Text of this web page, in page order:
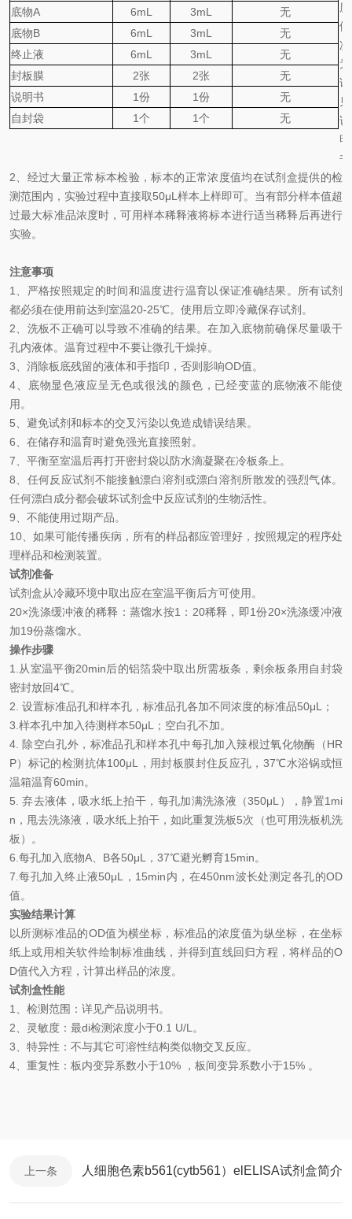
底物A 6mL 3mL
无
底物B 6mL 3mL
无
终止液
6mL 3mL
无
封板膜
2张 2张
无
说明书
1份 1份
无
自封袋
1个 1个 无
度
依
次
为
详
见
说
明
2、 经过大量正常标本检验，标本的正常浓度值均在试剂盒提供的检
测范围内，实验过程中直接取50μL 样本上样即可。当有部分样本值超
过最大标准品浓度时，可用样本稀释液将标本进行适当稀释后再进行
实验。
注意事项
1、 严格按照规定的时间和温度进行温育以保证准确结果。所有试剂
都必须在使用前达到室温20-25℃。使用后立即冷藏保存试剂。
2、 洗板不正确可以导致不准确的结果。在加入底物前确保尽量吸干
孔内液体。温育过程中不要让微孔干燥掉。
3、 消除板底残留的液体和手指印，否则影响OD值。
4、
底物显色液应呈无色或很浅的颜色，已经变蓝的底物液不能使
用。
5、 避免试剂和标本的交叉污染以免造成错误结果。
6、 在储存和温育时避免强光直接照射。
7、 平衡至室温后再打开密封袋以防水滴凝聚在冷板条上。
8、 任何反应试剂不能接触漂白溶剂或漂白溶剂所散发的强烈气体。
任何漂白成分都会破坏试剂盒中反应试剂的生物活性。
9、 不能使用过期产品。
10、如果可能传播疾病，所有的样品都应管理好，按照规定的程序处
理样品和检测装置。
试剂准备
试剂盒从冷藏环境中取出应在室温平衡后方可使用。
20×洗涤缓冲液的稀释：蒸馏水按1 ： 20稀释，即1份20×洗涤缓冲液
加19份蒸馏水。
操作步骤
1. 从室温平衡20min后的铝箔袋中取出所需板条，剩余板条用自封袋
密封放回4℃。
2. 设置标准品孔和样本孔，标准品孔各加不同浓度的标准品50μL
；
3. 样本孔中加 入待测样本50μL
；空白孔不加。
4.
除空白孔外，标准品孔和样本孔中每孔加入辣根过氧化物酶（HR
P）标记的检测抗体100μL ，用封板膜封住反应孔， 37℃水浴锅或恒
温箱温育60min。
5. 弃去液体，吸水纸上拍干，每孔加满洗涤液 （350μL ） ，静置1mi
n ，甩去洗涤液，吸水纸上拍干，如此重复洗板5次（也可用洗板机洗
板）。
6. 每孔加入底物A B各50μL ， 37℃避光孵育15min。
7. 每孔加入终止液50μL ， 15min内，在450nm波长处测定各孔的OD
值。
实验结果计算
以所测标准品的OD值为横坐标， 标准品的浓度值为纵坐标，在坐标
纸上或用相关软件绘制标准曲线 ，并得到直线回归方程 ，将样品的O
D值代入方程，计算出样品的浓度。
试剂盒性能
1、检测范围： 详见产品说明书。
2、
灵敏度：最di检测浓度小于0.1 U/L 。
3、 特异性：不与其它可溶性结构类似物交叉反应。
4、 重复性：板内变异系数小于10% ， 板间变异系数小于1 5% 。
上一条 人细胞色素b561(cytb561）elELISA试剂盒简介